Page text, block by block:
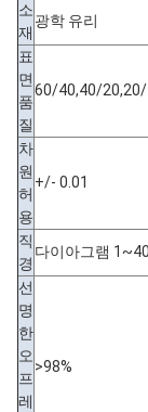
소
재
광학 유리
표
면
품
질
60/40,40/
차
원
허
용
+/- 0.01
직
경
다이아그램
선
명
한
오
프
레
>98%